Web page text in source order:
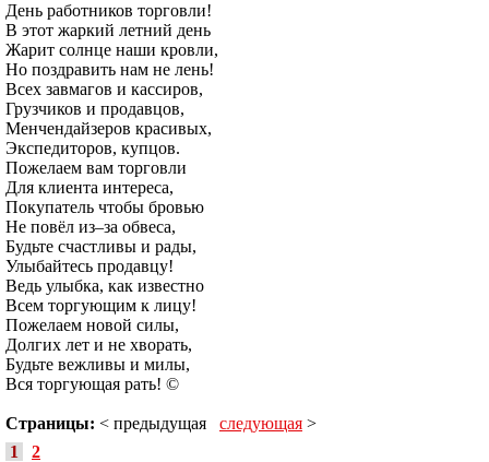
День работников торговли!
В этот жаркий летний день
Жарит солнце наши кровли,
Но поздравить нам не лень!
Всех завмагов и кассиров,
Грузчиков и продавцов,
Менчендайзеров красивых,
Экспедиторов, купцов.
Пожелаем вам торговли
Для клиента интереса,
Покупатель чтобы бровью
Не повёл из–за обвеса,
Будьте счастливы и рады,
Улыбайтесь продавцу!
Ведь улыбка, как известно
Всем торгующим к лицу!
Пожелаем новой силы,
Долгих лет и не хворать,
Будьте вежливы и милы,
Вся торгующая рать! ©
Страницы: < предыдущая следующая >
1
2